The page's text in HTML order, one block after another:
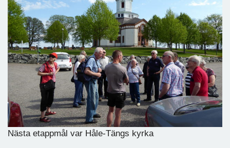
Nästa etappmål var Håle-Tängs kyrka